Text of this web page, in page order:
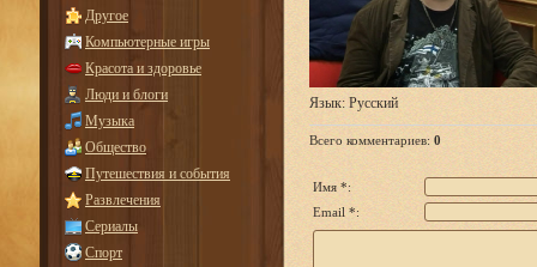
Другое
Компьютерные игры
Красота и здоровье
Люди и блоги
Музыка
Общество
Путешествия и события
Развлечения
Сериалы
Спорт
Язык: Русский
Всего комментариев: 0
Имя *:
Email *: